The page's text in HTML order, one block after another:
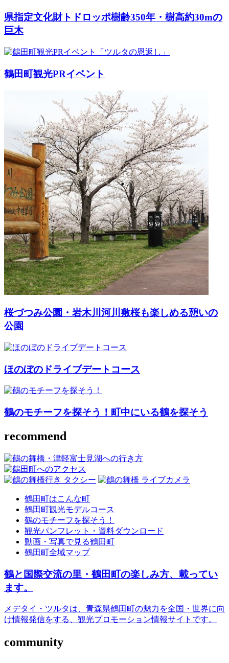
県指定文化財トドロッポ樹齢350年・樹高約30mの
巨木
鶴田町観光PRイベント
桜づつみ公園・岩木川河川敷桜も楽しめる憩いの
公園
ほのぼのドライブデートコース
鶴のモチーフを探そう！ 町中にいる鶴を探そう
recommend
鶴田町はこんな町
鶴田町観光モデルコース
鶴のモチーフを探そう！
観光パンフレット・資料ダウンロード
動画・写真で見る鶴田町
鶴田町全域マップ
鶴と国際交流の里・鶴田町の楽しみ方、載ってい
ます。
メデタイ・ツルタは、青森県鶴田町の魅力を全国・世界に向
け情報発信をする、観光プロモーション情報サイトです。
community